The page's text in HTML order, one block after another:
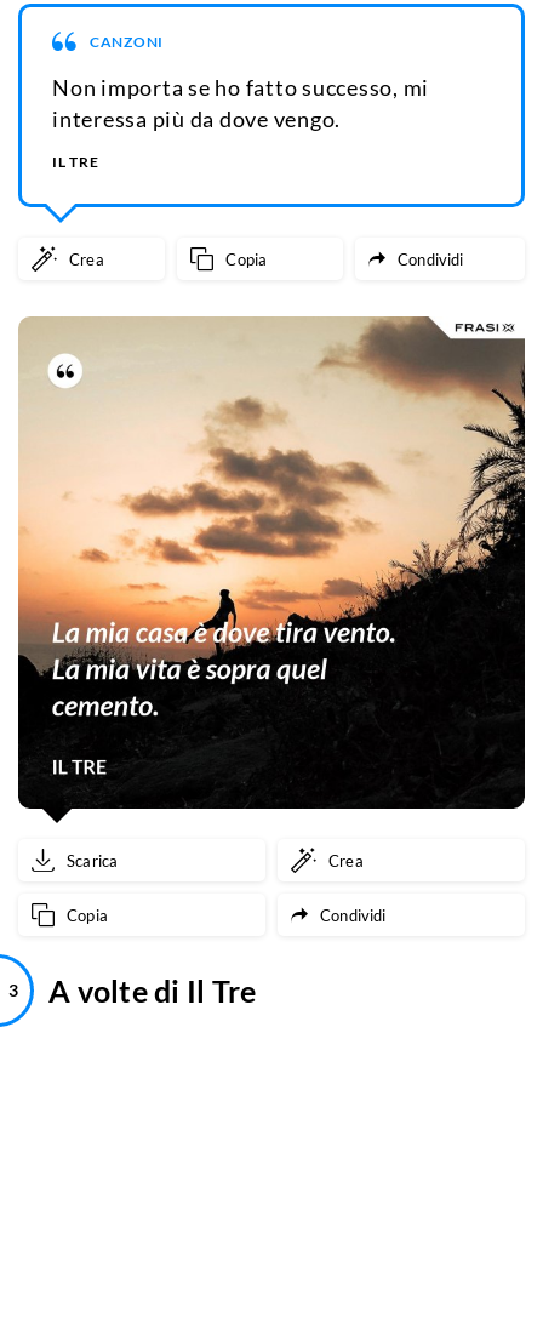
CANZONI
Non importa se ho fatto successo, mi
interessa più da dove vengo.
IL TRE
Crea Copia Condividi
Scarica Crea
Copia Condividi
A volte di Il Tre